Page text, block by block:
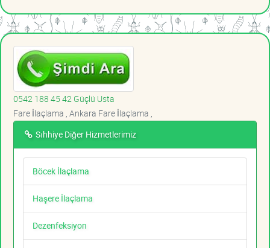
0542 188 45 42 Güçlü Usta
Fare İlaçlama , Ankara Fare İlaçlama ,
Sıhhiye Diğer Hizmetlerimiz
Böcek İlaçlama
Haşere İlaçlama
Dezenfeksiyon